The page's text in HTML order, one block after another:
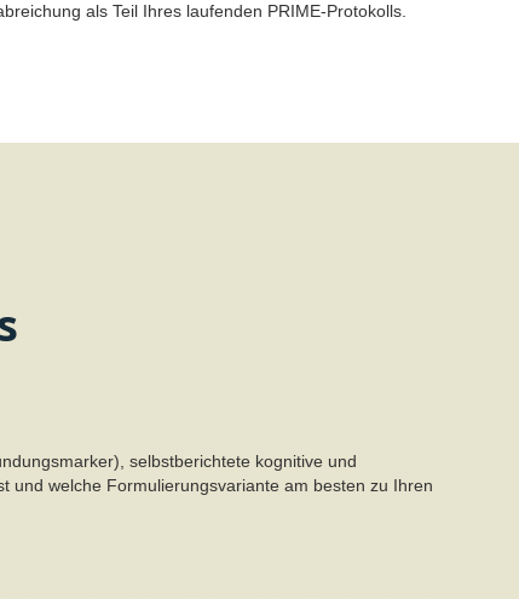
als Teil Ihres laufenden PRIME-Protokolls.
selbstberichtete kognitive und
und welche Formulierungsvariante am besten zu Ihren